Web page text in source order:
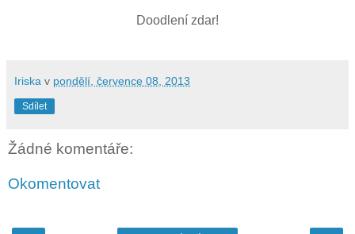
Doodlení zdar!
Iriska v pondělí, července 08, 2013
Sdílet
Žádné komentáře:
Okomentovat